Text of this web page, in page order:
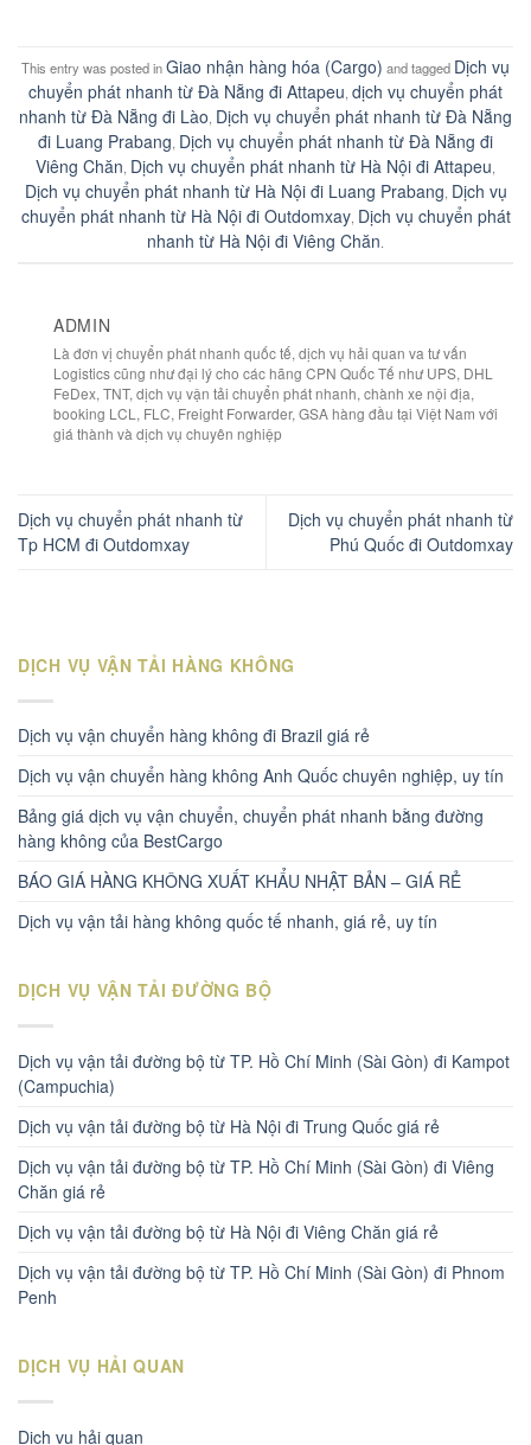
This entry was posted inGiao nhận hàng hóa (Cargo) and tagged Dịch vụ
chuyển phát nhanh từ Đà Nẵng đi Attapeu dịch vụ chuyển phát
nhanh từ Đà Nẵng đi Lào Dịch vụ chuyển phát nhanh từ Đà Nẵng
đi Luang Prabang Dịch vụ chuyển phát nhanh từ Đà Nẵng đi
Viêng Chăn Dịch vụ chuyển phát nhanh từ Hà Nội đi Attapeu
Dịch vụ chuyển phát nhanh từ Hà Nội đi Luang Prabang Dịch vụ
chuyển phát nhanh từ Hà Nội đi Outdomxay, Dịch vụ chuyển phát
nhanh từ Hà Nội đi Viêng Chăn
ADMIN
Là đơn vị chuyển phát nhanh quốc tế, dịch vụ hải quan va tư vấn
Logistics cũng như đại lý cho các hãng CPN Quốc Tế như UPS, DHL
FeDex, TNT, dịch vụ vận tải chuyển phát nhanh, chành xe nội địa,
booking LCL, FLC, Freight Forwarder, GSA hàng đầu tại Việt Nam với
giá thành và dịch vụ chuyên nghiệp
Dịch vụ chuyển phát nhanh từ
Tp HCM đi Outdomxay
Dịch vụ chuyển phát nhanh từ
Phú Quốc đi Outdomxay
DỊCH VỤ VẬN TẢI HÀNG KHÔNG
Dịch vụ vận chuyển hàng không đi Brazil giá rẻ
Dịch vụ vận chuyển hàng không Anh Quốc chuyên nghiệp, uy tín
Bảng giá dịch vụ vận chuyển, chuyển phát nhanh bằng đường
hàng không của BestCargo
BÁO GIÁ HÀNG KHÔNG XUẤT KHẨU NHẬT BẢN – GIÁ RẺ
Dịch vụ vận tải hàng không quốc tế nhanh, giá rẻ, uy tín
DỊCH VỤ VẬN TẢI ĐƯỜNG BỘ
Dịch vụ vận tải đường bộ từ TP. Hồ Chí Minh (Sài Gòn) đi Kampot
(Campuchia)
Dịch vụ vận tải đường bộ từ Hà Nội đi Trung Quốc giá rẻ
Dịch vụ vận tải đường bộ từ TP. Hồ Chí Minh (Sài Gòn) đi Viêng
Chăn giá rẻ
Dịch vụ vận tải đường bộ từ Hà Nội đi Viêng Chăn giá rẻ
Dịch vụ vận tải đường bộ từ TP. Hồ Chí Minh (Sài Gòn) đi Phnom
Penh
DỊCH VỤ HẢI QUAN
Dịch vụ hải quan